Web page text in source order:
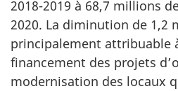
2018-2019 à 68,7 millions
2020. La diminution de 1,2
principalement attribuable
financement des projets
modernisation des locaux